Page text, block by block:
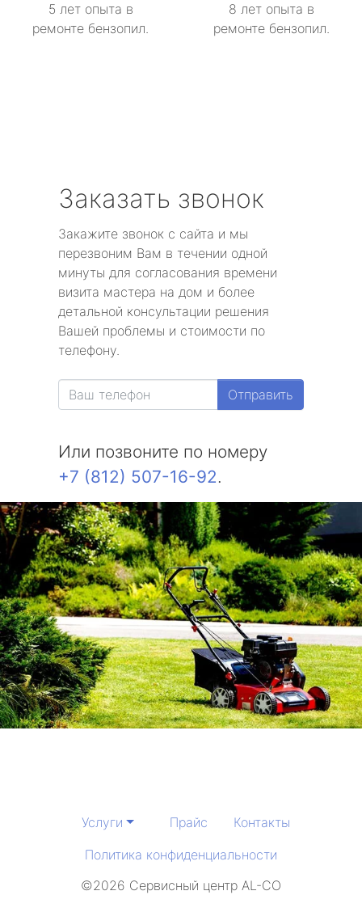
5 лет опыта в
ремонте бензопил.
8 лет опыта в
ремонте бензопил.
Заказать звонок
Закажите звонок с сайта и мы
перезвоним Вам в течении одной
минуты для согласования времени
визита мастера на дом и более
детальной консультации решения
Вашей проблемы и стоимости по
телефону.
Отправить
Или позвоните по номеру
+7 (812) 507-16-92.
Услуги Прайс
Контакты
Политика конфиденциальности
©2026 Сервисный центр AL-CO